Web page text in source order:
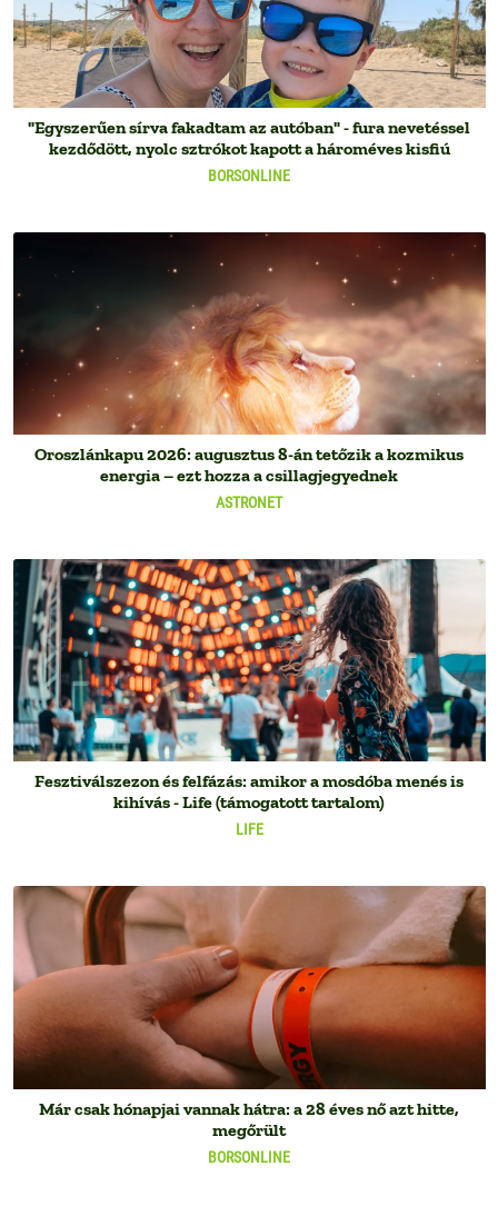
BORSONLINE
"Egyszerűen sírva fakadtam az autóban" - fura nevetéssel
kezdődött, nyolc sztrókot kapott a hároméves kisfiú
ASTRONET
Oroszlánkapu 2026: augusztus 8-án tetőzik a kozmikus
energia – ezt hozza a csillagjegyednek
LIFE
Fesztiválszezon és felfázás: amikor a mosdóba menés is
kihívás - Life (támogatott tartalom)
BORSONLINE
Már csak hónapjai vannak hátra: a 28 éves nő azt hitte,
megőrült